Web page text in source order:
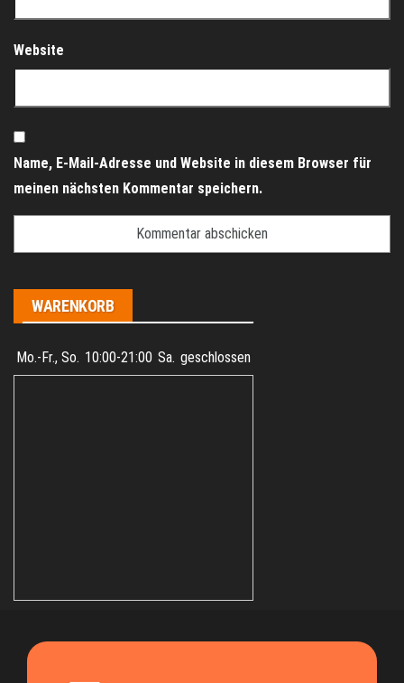
Website
Name, E-Mail-Adresse und Website in diesem Browser für
meinen nächsten Kommentar speichern.
WARENKORB
Mo.-Fr., So. 10:00-21:00 Sa. geschlossen